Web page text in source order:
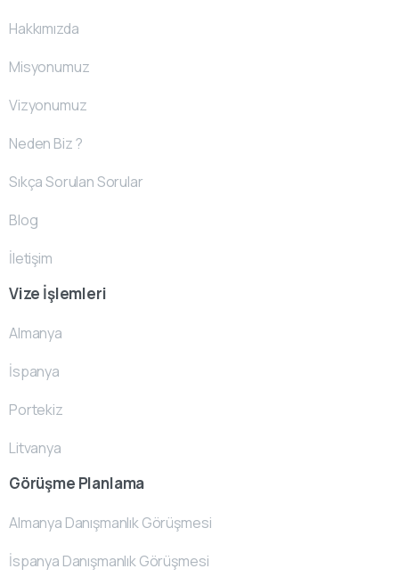
Hakkımızda
Misyonumuz
Vizyonumuz
Neden Biz ?
Sıkça Sorulan Sorular
Blog
İletişim
Vize İşlemleri
Almanya
İspanya
Portekiz
Litvanya
Görüşme Planlama
Almanya Danışmanlık Görüşmesi
İspanya Danışmanlık Görüşmesi